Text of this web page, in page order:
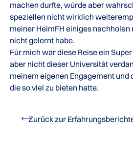
machen durfte, würde aber
speziellen nicht wirklich
meiner HeimFH einiges nachholen
nicht gelernt habe.
Für mich war diese Reise ein
aber nicht dieser Universität
meinem eigenen Engagement und
die so viel zu bieten hatte.
Zurück zur